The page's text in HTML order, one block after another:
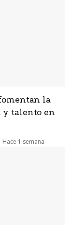
la
talento en
Hace 1 semana